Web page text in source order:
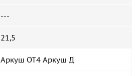
---
21,5
Аркуш ОТ4 Аркуш Д